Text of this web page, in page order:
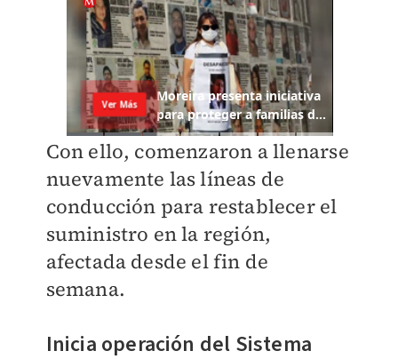
Con ello, comenzaron a llenarse
nuevamente las líneas de
conducción para restablecer el
suministro en la región,
afectada desde el fin de
semana.
Inicia operación del Sistema